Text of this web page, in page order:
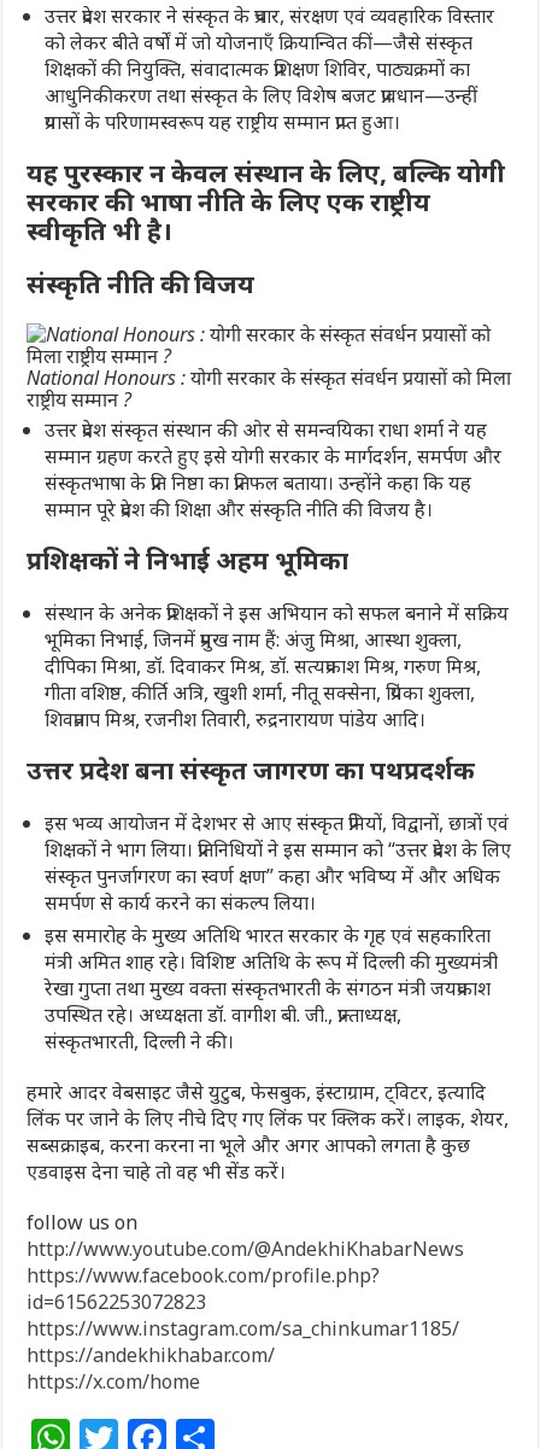
उत्तर प्रदेश सरकार ने संस्कृत के प्रचार, संरक्षण एवं व्यवहारिक विस्तार
को लेकर बीते वर्षों में जो योजनाएँ क्रियान्वित कीं—जैसे संस्कृत
शिक्षकों की नियुक्ति, संवादात्मक प्रशिक्षण शिविर, पाठ्यक्रमों का
आधुनिकीकरण तथा संस्कृत के लिए विशेष बजट प्रावधान—उन्हीं
प्रयासों के परिणामस्वरूप यह राष्ट्रीय सम्मान प्राप्त हुआ।
यह पुरस्कार न केवल संस्थान के लिए, बल्कि योगी
सरकार की भाषा नीति के लिए एक राष्ट्रीय
स्वीकृति भी है।
संस्कृति नीति कीविजय
National Honours : योगी सरकार के संस्कृत संवर्धन प्रयासों को मिला
राष्ट्रीय सम्मान ?
उत्तर प्रदेश संस्कृत संस्थान की ओर से समन्वयिका राधा शर्मा ने यह
सम्मान ग्रहण करते हुए इसे योगी सरकार के मार्गदर्शन, समर्पण और
संस्कृतभाषा के प्रति निष्ठा का प्रतिफल बताया। उन्होंने कहा कि यह
सम्मान पूरे प्रदेश की शिक्षा और संस्कृति नीति की विजय है।
प्रशिक्षकों ने निभाई अहम भूमिका
संस्थान के अनेक प्रशिक्षकों ने इस अभियान को सफल बनाने में सक्रिय
भूमिका निभाई, जिनमें प्रमुख नाम हैं: अंजु मिश्रा, आस्था शुक्ला,
दीपिका मिश्रा, डॉ. दिवाकर मिश्र, डॉ. सत्यप्रकाश मिश्र, गरुण मिश्र,
गीता वशिष्ठ, कीर्ति अत्रि, खुशी शर्मा, नीतू सक्सेना, प्रियंका शुक्ला,
शिवप्रताप मिश्र, रजनीश तिवारी, रुद्रनारायण पांडेय आदि।
उत्तर प्रदेश बना संस्कृत जागरण का पथप्रदर्शक
इस भव्य आयोजन में देशभर से आए संस्कृत प्रेमियों, विद्वानों, छात्रों एवं
शिक्षकों ने भाग लिया। प्रतिनिधियों ने इस सम्मान को “उत्तर प्रदेश के लिए
संस्कृत पुनर्जागरण का स्वर्ण क्षण” कहा और भविष्य में और अधिक
समर्पण से कार्य करने का संकल्प लिया।
इस समारोह के मुख्य अतिथि भारत सरकार के गृह एवं सहकारिता
मंत्री अमित शाह रहे। विशिष्ट अतिथि के रूप में दिल्ली की मुख्यमंत्री
रेखा गुप्ता तथा मुख्य वक्ता संस्कृतभारती के संगठन मंत्री जयप्रकाश
उपस्थित रहे। अध्यक्षता डॉ. वागीश बी. जी., प्रान्ताध्यक्ष,
संस्कृतभारती, दिल्ली ने की।
हमारे आदर वेबसाइट जैसे युटुब, फेसबुक, इंस्टाग्राम, ट्विटर, इत्यादि
लिंक पर जाने के लिए नीचे दिए गए लिंक पर क्लिक करें। लाइक, शेयर,
सब्सक्राइब, करना करना ना भूले और अगर आपको लगता है कुछ
एडवाइस देना चाहे तो वह भी सेंड करें।
follow us on
http://www.youtube.com/@AndekhiKhabarNews
https://www.facebook.com/profile.php?
id=61562253072823
https://www.instagram.com/sa_chinkumar1185/
https://andekhikhabar.com/
https://x.com/home
W T F